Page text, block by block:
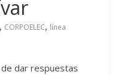
, CORPOELEC, línea
dar respuestas